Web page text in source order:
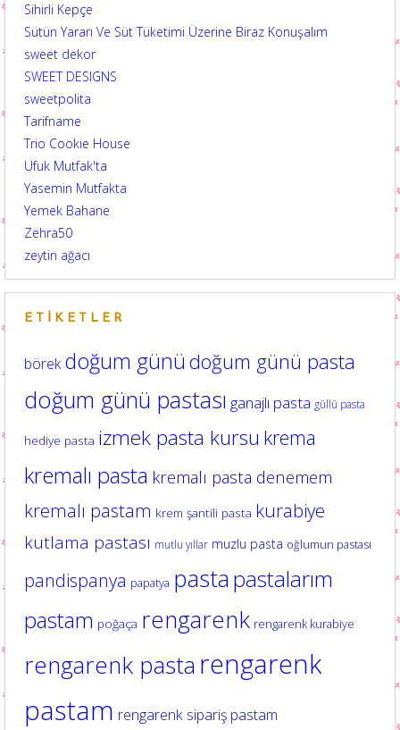
Sihirli Kepçe
Sütün Yararı Ve Süt Tüketimi Üzerine Biraz Konuşalım
sweet dekor
SWEET DESIGNS
sweetpolita
Tarifname
Trio Cookie House
Ufuk Mutfak'ta
Yasemin Mutfakta
Yemek Bahane
Zehra50
zeytin ağacı
ETIKETLER
börek doğum günüdoğum günü pasta
doğum günü pastası ganajlı pasta güllü pasta
hediye pasta izmek pasta kursu krema
kremalı pasta kremalı pasta denemem
kremalı pastam krem şantili pasta kurabiye
kutlama pastası mutlu yıllar muzlu pasta oğlumun pastası
pandispanya papatya pasta pastalarım
pastam poğaça rengarenk rengarenk kurabiye
rengarenk pasta rengarenk
pastam rengarenk sipariş pastam